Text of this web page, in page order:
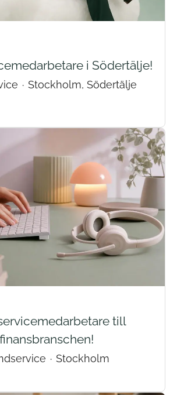
i Södertälje!
· Stockholm, Södertälje
till
finansbranschen!
· Stockholm